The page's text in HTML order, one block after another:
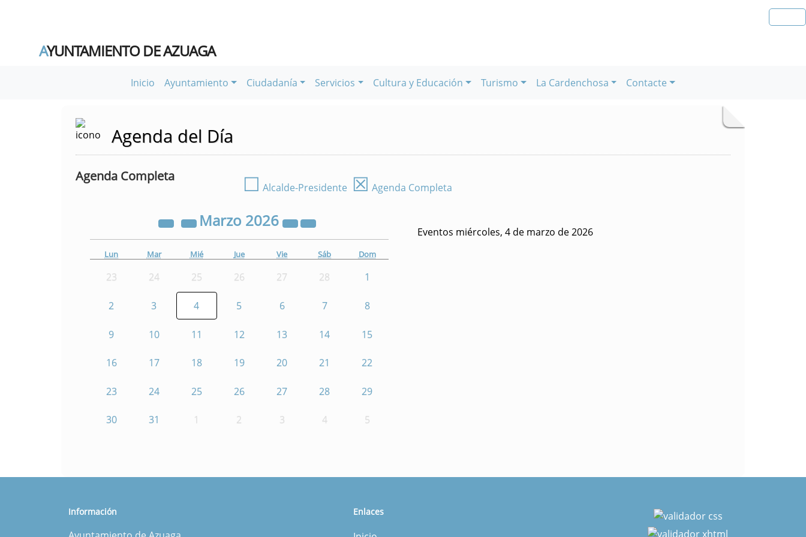
AYUNTAMIENTO DE AZUAGA
Inicio Ayuntamiento Ciudadanía Servicios Cultura y Educación Turismo La Cardenchosa Contacte
Agenda del Día
Agenda Completa ☐ Alcalde-Presidente ☒ Agenda Completa
Marzo 2026
Lun Mar Mié Jue Vie Sáb Dom
23 24 25 26 27 28 1
2 3 4 5 6 7 8
9 10 11 12 13 14 15
16 17 18 19 20 21 22
23 24 25 26 27 28 29
30 31 1 2 3 4 5
Eventos miércoles, 4 de marzo de 2026
Información Enlaces